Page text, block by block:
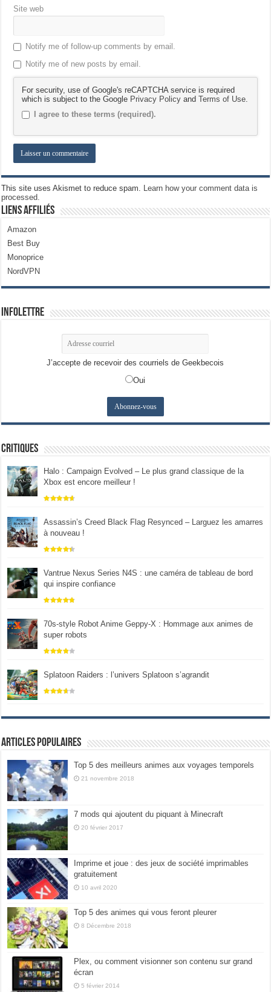
Site web
Notify me of follow-up comments by email.
Notify me of new posts by email.
For security, use of Google's reCAPTCHA service is required
which is subject to the Google Privacy Policy andTerms of Use
I agree to these terms (required).
This site uses Akismet to reduce spam.
Learn how your comment data is
processed.
Liens Affiliés
Amazon
Best Buy
Monoprice
NordVPN
Infolettre
J’accepte de recevoir des courriels de Geekbecois
Oui
Critiques
Halo : Campaign Evolved – Le plus grand classique de la
Xbox est encore meilleur !
Assassin’s Creed Black Flag Resynced – Larguez les amarres
à nouveau !
Vantrue Nexus Series N4S : une caméra de tableau de bord
qui inspire confiance
70s-style Robot Anime Geppy-X : Hommage aux animes de
super robots
Splatoon Raiders : l’univers Splatoon s’agrandit
Articles populaires
Top 5 des meilleurs animes aux voyages temporels
21 novembre 2018
7 mods qui ajoutent du piquant à Minecraft
20 février 2017
Imprime et joue : des jeux de société imprimables
gratuitement
10 avril 2020
Top 5 des animes qui vous feront pleurer
8 Décembre 2018
Plex, ou comment visionner son contenu sur grand
écran
5 février 2014